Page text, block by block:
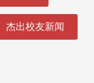
杰出校友新闻